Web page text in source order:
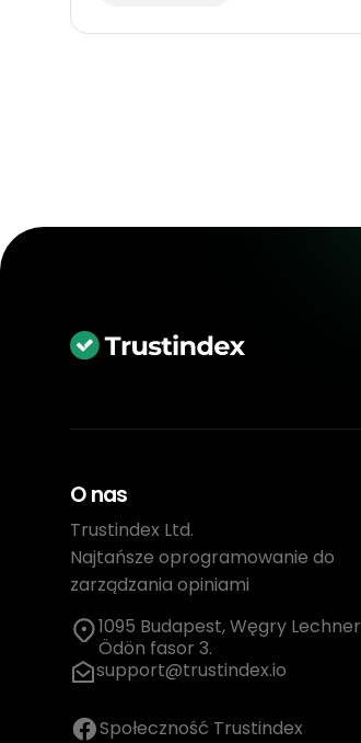
O nas
Trustindex Ltd.
Najtańsze oprogramowanie do
zarządzania opiniami
1095 Budapest, Węgry Lechner
Ödön fasor 3.
support@trustindex.io
Społeczność Trustindex